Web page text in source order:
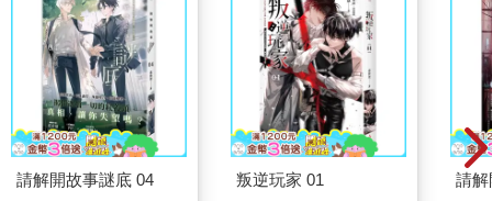
請解開故事謎底 04 叛逆玩家 01 請解